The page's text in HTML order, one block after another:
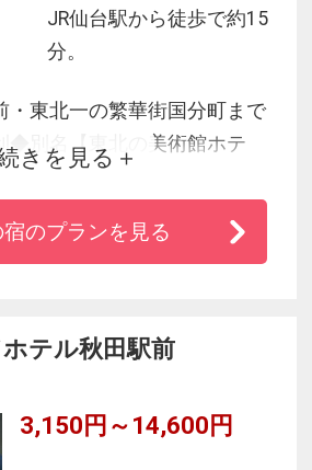
JR仙台駅から徒歩で約15
分。
東北一の繁華街国分町まで
◆別名【東北の美術館ホテ
す
きを見る
宿のプランを見る
テル秋田駅前
3,150円～14,600円